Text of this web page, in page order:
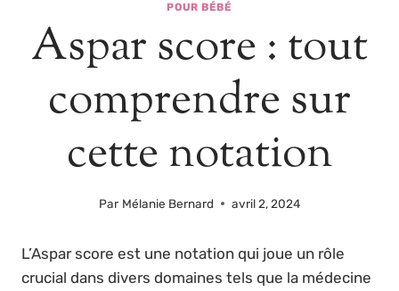
POUR BÉBÉ
Aspar score : tout
comprendre sur
cette notation
Par Mélanie Bernard avril 2, 2024
L’Aspar score est une notation qui joue un rôle
crucial dans divers domaines tels que la médecine